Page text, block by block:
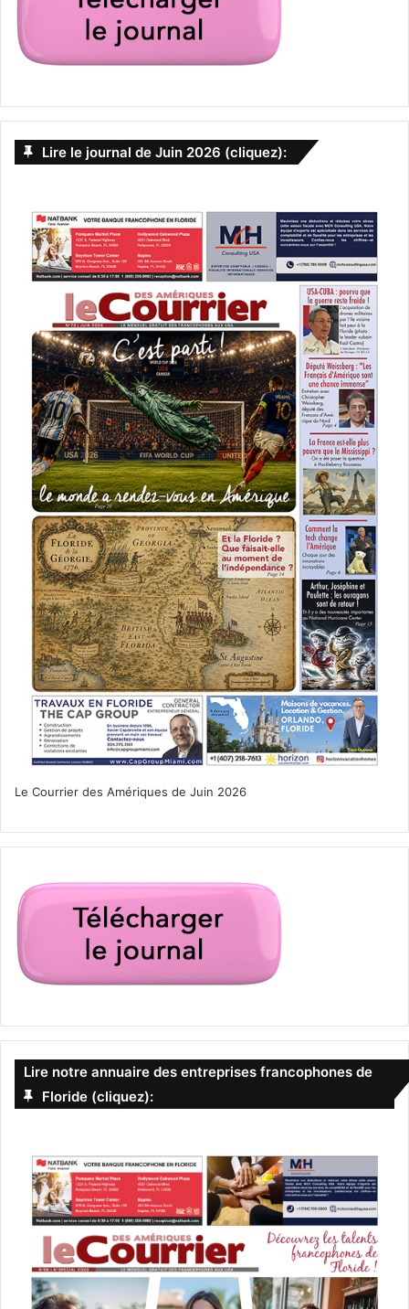
Lire le journal de Juin 2026 (cliquez):
Le Courrier des Amériques de Juin 2026
Lire notre annuaire des entreprises francophones de
Floride (cliquez):